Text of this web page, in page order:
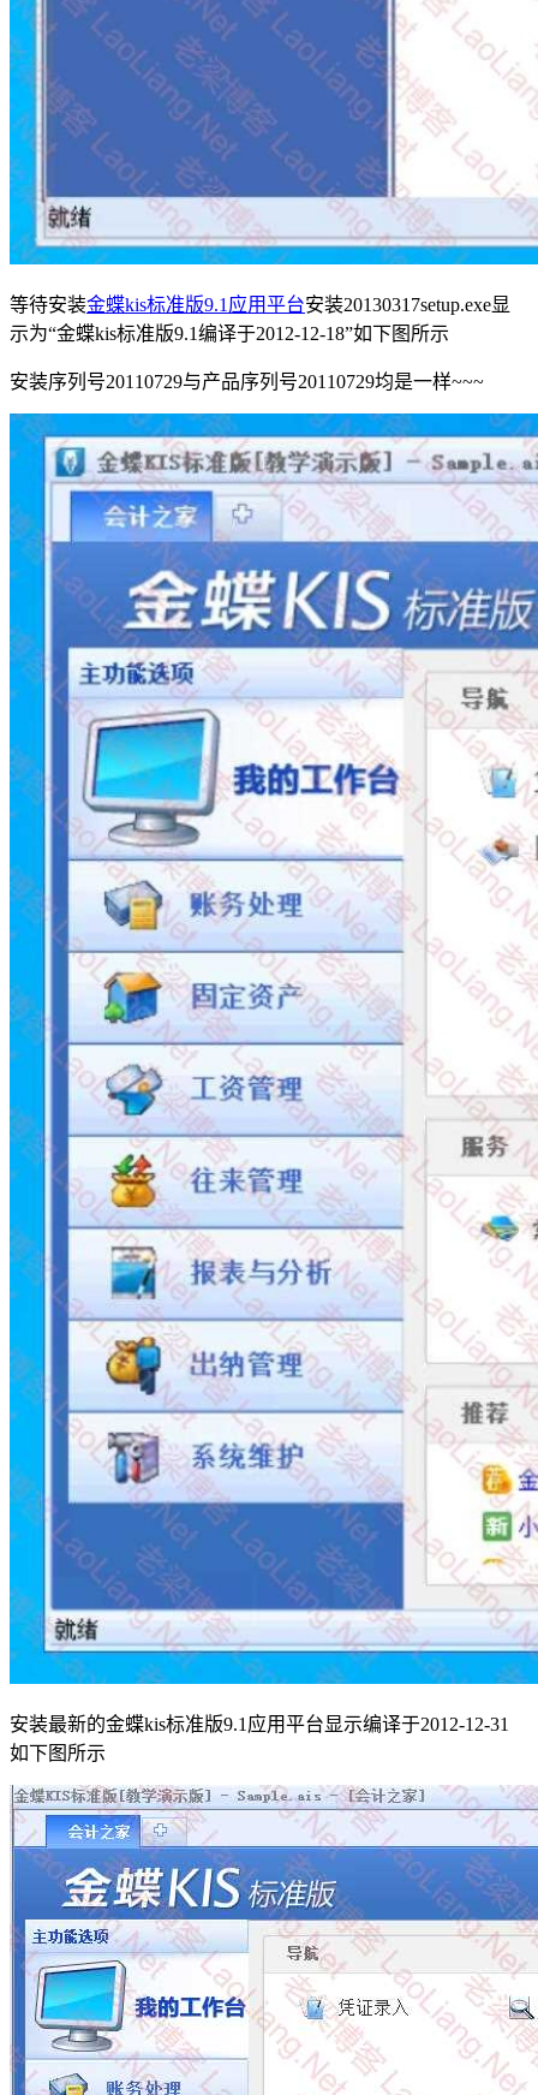
等待安装金蝶kis标准版9.1应用平台安装20130317setup.exe显
示为“金蝶kis标准版9.1编译于2012-12-18”如下图所示
安装序列号20110729与产品序列号20110729均是一样~~~
安装最新的金蝶kis标准版9.1应用平台显示编译于2012-12-31
如下图所示